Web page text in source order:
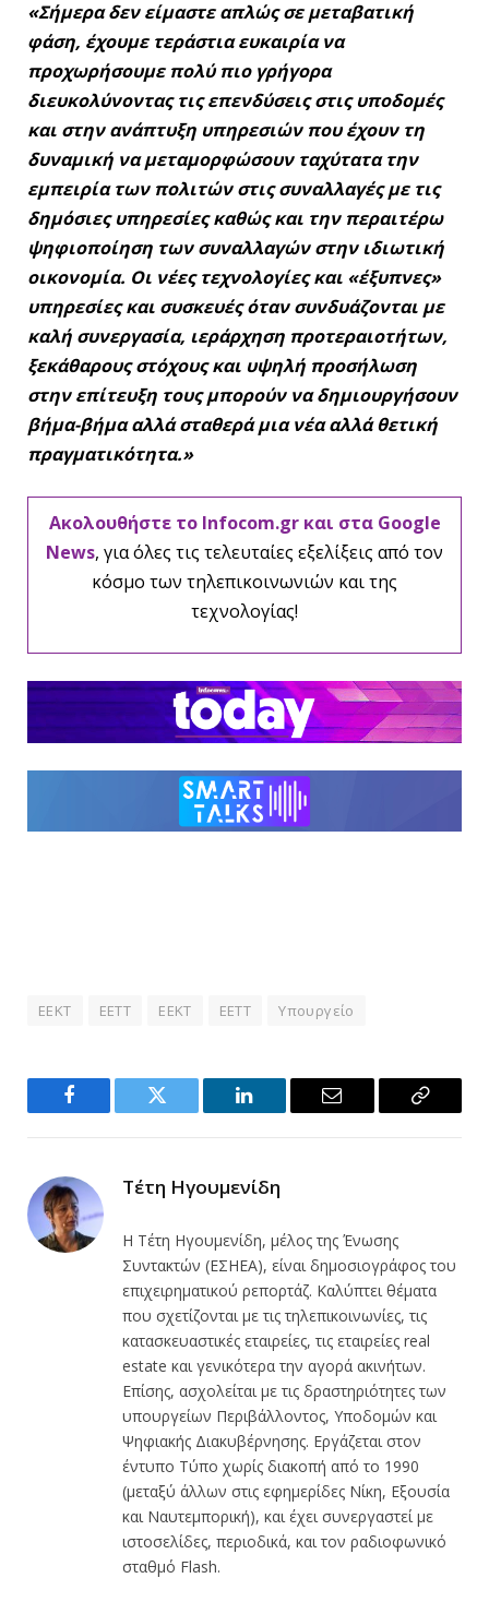
«Σήμερα δεν είμαστε απλώς σε μεταβατική
φάση, έχουμε τεράστια ευκαιρία να
προχωρήσουμε πολύ πιο γρήγορα
διευκολύνοντας τις επενδύσεις στις υποδομές
και στην ανάπτυξη υπηρεσιών που έχουν τη
δυναμική να μεταμορφώσουν ταχύτατα την
εμπειρία των πολιτών στις συναλλαγές με τις
δημόσιες υπηρεσίες καθώς και την περαιτέρω
ψηφιοποίηση των συναλλαγών στην ιδιωτική
οικονομία. Οι νέες τεχνολογίες και «έξυπνες»
υπηρεσίες και συσκευές όταν συνδυάζονται με
καλή συνεργασία, ιεράρχηση προτεραιοτήτων,
ξεκάθαρους στόχους και υψηλή προσήλωση
στην επίτευξη τους μπορούν να δημιουργήσουν
βήμα-βήμα αλλά σταθερά μια νέα αλλά θετική
πραγματικότητα.»
Ακολουθήστε το Infocom.gr και στα Google
News, για όλες τις τελευταίες εξελίξεις από τον
κόσμο των τηλεπικοινωνιών και της
τεχνολογίας!
EEKT EETT ΕΕΚΤ ΕΕΤΤ Υπουργείο
Facebook Twitter LinkedIn Email
Copy
Τέτη Ηγουμενίδη
Η Τέτη Ηγουμενίδη, μέλος της Ένωσης
Συντακτών (ΕΣΗΕΑ), είναι δημοσιογράφος του
επιχειρηματικού ρεπορτάζ. Καλύπτει θέματα
που σχετίζονται με τις τηλεπικοινωνίες, τις
κατασκευαστικές εταιρείες, τις εταιρείες real
estate και γενικότερα την αγορά ακινήτων.
Επίσης, ασχολείται με τις δραστηριότητες των
υπουργείων Περιβάλλοντος, Υποδομών και
Ψηφιακής Διακυβέρνησης. Εργάζεται στον
έντυπο Τύπο χωρίς διακοπή από το 1990
(μεταξύ άλλων στις εφημερίδες Νίκη, Εξουσία
και Ναυτεμπορική), και έχει συνεργαστεί με
ιστοσελίδες, περιοδικά, και τον ραδιοφωνικό
σταθμό Flash.